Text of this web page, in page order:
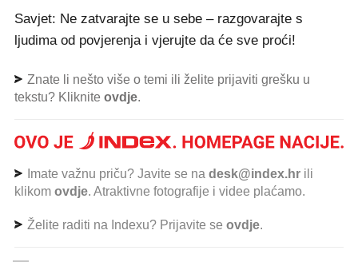
Savjet: Ne zatvarajte se u sebe – razgovarajte s
ljudima od povjerenja i vjerujte da će sve proći!
Znate li nešto više o temi ili želite prijaviti grešku u
tekstu? Kliknite ovdje.
Imate važnu priču? Javite se na desk@index.hr ili
klikom ovdje. Atraktivne fotografije i videe plaćamo.
Želite raditi na Indexu? Prijavite se ovdje.